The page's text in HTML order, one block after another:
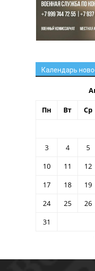
Календарь
Пн Вт Ср
3
4 5
10
11 12
17
18 19
24
25 26
31